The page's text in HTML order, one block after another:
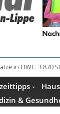
in OWL: 3.870
&